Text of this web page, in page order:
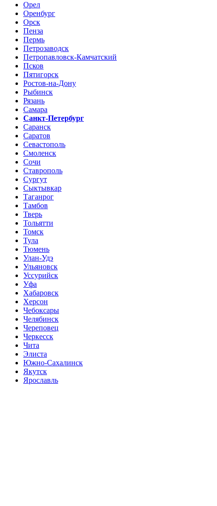
Орел
Оренбург
Орск
Пенза
Пермь
Петрозаводск
Петропавловск-Камчатский
Псков
Пятигорск
Ростов-на-Дону
Рыбинск
Рязань
Самара
Санкт-Петербург
Саранск
Саратов
Севастополь
Смоленск
Сочи
Ставрополь
Сургут
Сыктывкар
Таганрог
Тамбов
Тверь
Тольятти
Томск
Тула
Тюмень
Улан-Удэ
Ульяновск
Уссурийск
Уфа
Хабаровск
Херсон
Чебоксары
Челябинск
Череповец
Черкесск
Чита
Элиста
Южно-Сахалинск
Якутск
Ярославль